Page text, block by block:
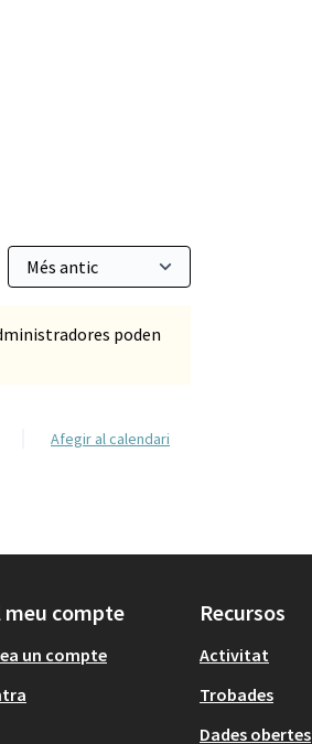
poden
Afegir al calendari
meu compte
un compte
Recursos
Activitat
Trobades
Dades obertes